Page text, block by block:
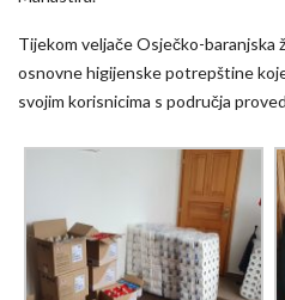
Tijekom veljače Osječko-baranjska
osnovne higijenske potrepštine
svojim korisnicima s područja